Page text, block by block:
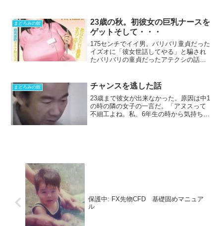
様。市街地１０KMほどを走り、峠を越え
て海が見てキマしたぞー...
まどろみの館
23歳の秋。初彼女の巨乳ナースを
ゲットそして・・・
175センチでイイ男。バリバリ童貞だった
イズオに「彼女世話してやる」と騙され
たバリバリの童貞だったアテクシの話。
女っ毛無し。ただ、20歳の夏に風俗で童
貞は脱出していた...
まどろみの館 チャンスを逃した話
23歳まで彼女が出来なかった。原因は中1
の時の隣の女子の一言だ。「アヌスって
不細工よね。私、6年生の時から気持ち悪
保護中: FX先物CFD 基礎固めマニュア
ル